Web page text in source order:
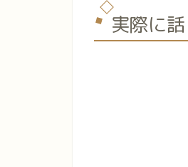
実際に